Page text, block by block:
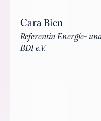
Cara Bien
Referentin Energie-
BDI e.V.